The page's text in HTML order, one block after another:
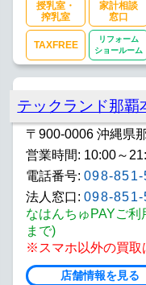
授乳室・
搾乳室
家計相談
窓口
TAXFREE
リフォーム
ショールーム
テックランド那覇
〒900-0006 沖縄県
営業時間: 10:00～
電話番号: 098-851-
法人窓口: 098-851-
なはんちゅPAYご
まで)
※スマホ以外の買取
店舗情報を見る